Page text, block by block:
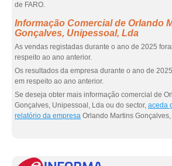
de FARO.
Informação Comercial de Orlando
Gonçalves, Unipessoal, Lda
As vendas registadas durante o ano de 2025
respeito ao ano anterior.
Os resultados da empresa durante o ano de
em respeito ao ano anterior.
Se deseja obter mais informação comercial de
Gonçalves, Unipessoal, Lda ou do sector, aceda
relatório da empresa Orlando Martins